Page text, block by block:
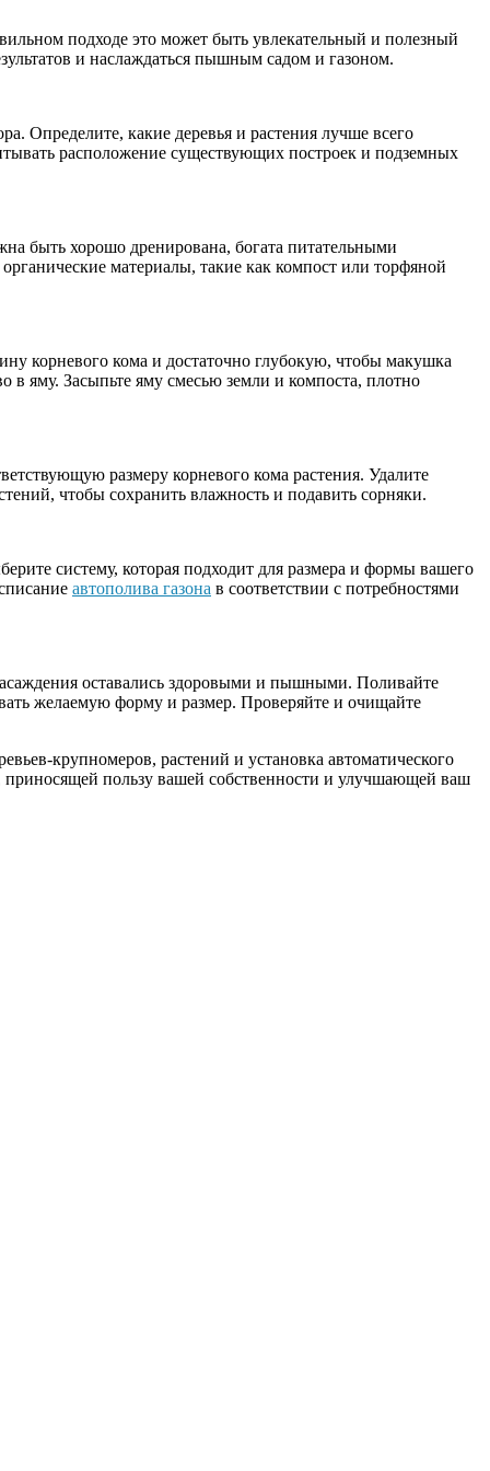
подходе это может быть увлекательный и полезный
и наслаждаться пышным садом и газоном.
Определите, какие деревья и растения лучше всего
расположение существующих построек и подземных
быть хорошо дренирована, богата питательными
материалы, такие как компост или торфяной
корневого кома и достаточно глубокую, чтобы макушка
в яму. Засыпьте яму смесью земли и компоста, плотно
размеру корневого кома растения. Удалите
чтобы сохранить влажность и подавить сорняки.
систему, которая подходит для размера и формы вашего
автополива газона в соответствии с потребностями
оставались здоровыми и пышными. Поливайте
желаемую форму и размер. Проверяйте и очищайте
крупномеров, растений и установка автоматического
приносящей пользу вашей собственности и улучшающей ваш